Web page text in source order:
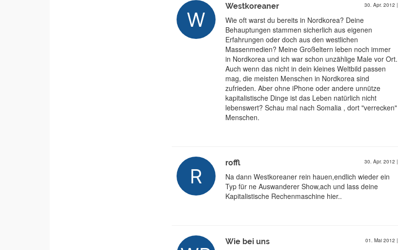
Westkoreaner 30. Apr. 2012 |
Wie oft warst du bereits in Nordkorea? Deine
Behauptungen stammen sicherlich aus eigenen
Erfahrungen oder doch aus den westlichen
Massenmedien? Meine Großeltern leben noch immer
in Nordkorea und ich war schon unzählige Male vor Ort.
Auch wenn das nicht in dein kleines Weltbild passen
mag, die meisten Menschen in Nordkorea sind
zufrieden. Aber ohne iPhone oder andere unnütze
kapitalistische Dinge ist das Leben natürlich nicht
lebenswert? Schau mal nach Somalia , dort "verrecken"
Menschen.
roffl 30. Apr. 2012 |
Na dann Westkoreaner rein hauen,endlich wieder ein
Typ für ne Auswanderer Show,ach und lass deine
Kapitalistische Rechenmaschine hier..
Wie bei uns 01. Mai 2012 |